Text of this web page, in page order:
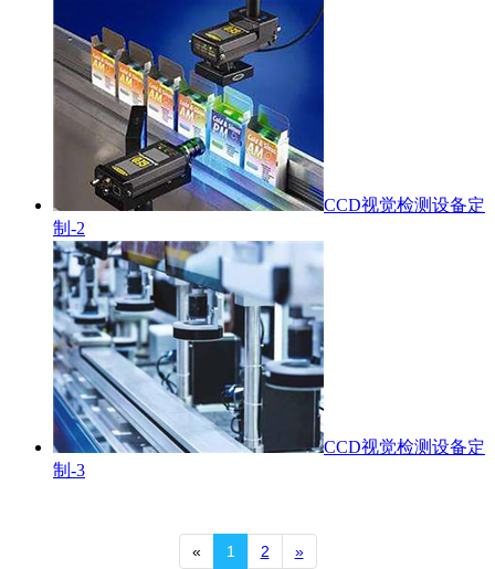
CCD视觉检测设备定
制-2
CCD视觉检测设备定
制-3
« 1 2 »